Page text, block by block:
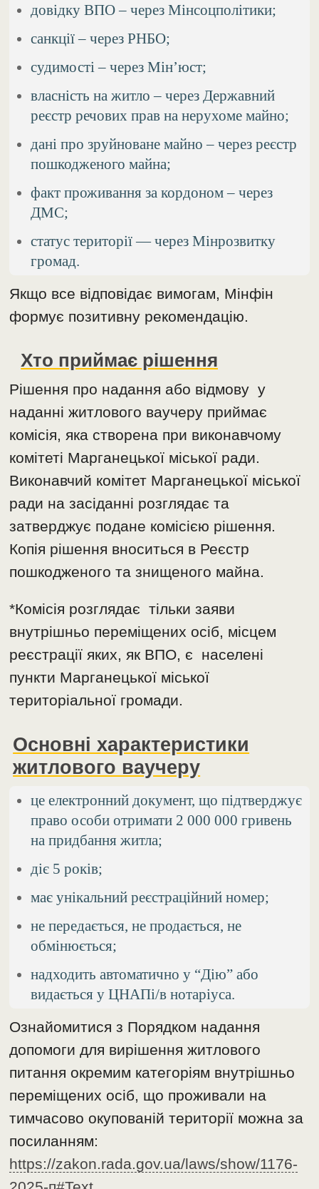
довідку ВПО – через Мінсоцполітики;
санкції – через РНБО;
судимості – через Мін’юст;
власність на житло – через Державний
реєстр речових прав на нерухоме майно;
дані про зруйноване майно – через реєстр
пошкодженого майна;
факт проживання за кордоном – через
ДМС;
статус території — через Мінрозвитку
громад.
Якщо все відповідає вимогам, Мінфін
формує позитивну рекомендацію.
Хто приймає рішення
Рішення про надання або відмову у
наданні житлового ваучеру приймає
комісія, яка створена при виконавчому
комітеті Марганецької міської ради.
Виконавчий комітет Марганецької міської
ради на засіданні розглядає та
затверджує подане комісією рішення.
Копія рішення вноситься в Реєстр
пошкодженого та знищеного майна.
*Комісія розглядає тільки заяви
внутрішньо переміщених осіб, місцем
реєстрації яких, як ВПО, є населені
пункти Марганецької міської
територіальної громади.
Основні характеристики
житлового ваучеру
це електронний документ, що підтверджує
право особи отримати 2 000 000 гривень
на придбання житла;
діє 5 років;
має унікальний реєстраційний номер;
не передається, не продається, не
обмінюється;
надходить автоматично у “Дію” або
видається у ЦНАПі/в нотаріуса.
Ознайомитися з Порядком надання
допомоги для вирішення житлового
питання окремим категоріям внутрішньо
переміщених осіб, що проживали на
тимчасово окупованій території можна за
посиланням:
https://zakon.rada.gov.ua/laws/show/1176-